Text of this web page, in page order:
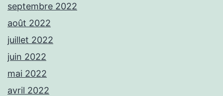
septembre 2022
août 2022
juillet 2022
juin 2022
mai 2022
avril 2022